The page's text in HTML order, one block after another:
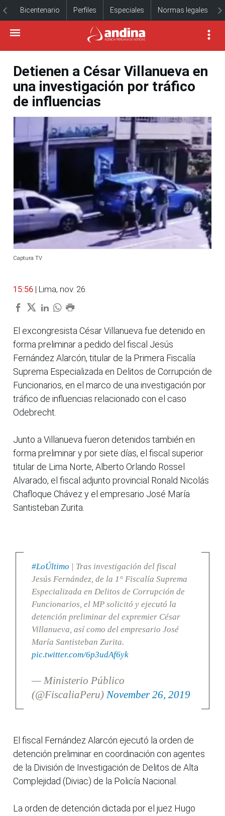
Bicentenario Perfiles Especiales Normas legales
Detienen a César Villanueva en
una investigación por tráfico
de influencias
Captura TV
15:56 | Lima, nov. 26.
El excongresista César Villanueva fue detenido en
forma preliminar a pedido del fiscal Jesús
Fernández Alarcón, titular de la Primera Fiscalía
Suprema Especializada en Delitos de Corrupción de
Funcionarios, en el marco de una investigación por
tráfico de influencias relacionado con el caso
Odebrecht.
Junto a Villanueva fueron detenidos también en
forma preliminar y por siete días, el fiscal superior
titular de Lima Norte, Alberto Orlando Rossel
Alvarado, el fiscal adjunto provincial Ronald Nicolás
Chafloque Chávez y el empresario José María
Santisteban Zurita.
#LoÚltimo | Tras investigación del fiscal
Jesús Fernández, de la 1° Fiscalía Suprema
Especializada en Delitos de Corrupción de
Funcionarios, el MP solicitó y ejecutó la
detención preliminar del expremier César
Villanueva, así como del empresario José
María Santisteban Zurita.
pic.twitter.com/6p3udAf6yk
— Ministerio Público
(@FiscaliaPeru) November 26, 2019
El fiscal Fernández Alarcón ejecutó la orden de
detención preliminar en coordinación con agentes
de la División de Investigación de Delitos de Alta
Complejidad (Diviac) de la Policía Nacional.
La orden de detención dictada por el juez Hugo